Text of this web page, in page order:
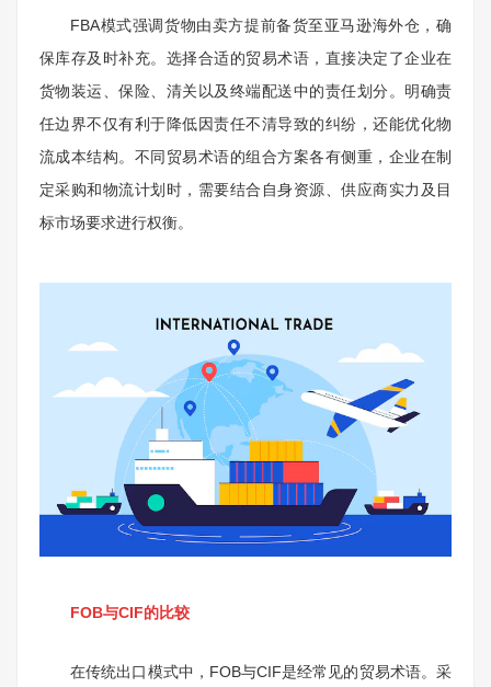
FBA模式强调货物由卖方提前备货至亚马逊海外仓，确
保库存及时补充。选择合适的贸易术语，直接决定了企业在
货物装运、保险、清关以及终端配送中的责任划分。明确责
任边界不仅有利于降低因责任不清导致的纠纷，还能优化物
流成本结构。不同贸易术语的组合方案各有侧重，企业在制
定采购和物流计划时，需要结合自身资源、供应商实力及目
标市场要求进行权衡。
FOB与CIF的比较
在传统出口模式中，FOB与CIF是经常见的贸易术语。采